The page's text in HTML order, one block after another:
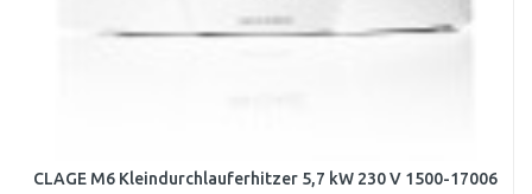
CLAGE M6 Kleindurchlauferhitzer 5,7 kW 230 V 1500-17006